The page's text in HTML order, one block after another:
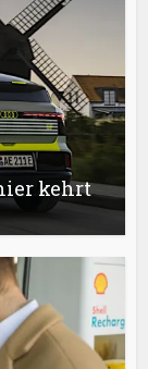
kehrt